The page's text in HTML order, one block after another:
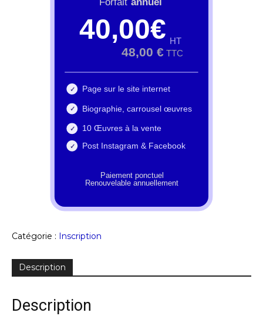
Catégorie : Inscription
Description
Description